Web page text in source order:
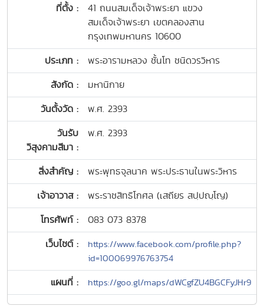
ที่ตั้ง :
41 ถนนสมเด็จเจ้าพระยา แขวง
สมเด็จเจ้าพระยา เขตคลองสาน
กรุงเทพมหานคร 10600
ประเภท :
พระอารามหลวง ชั้นโท ชนิดวรวิหาร
สังกัด :
มหานิกาย
วันตั้งวัด :
พ.ศ. 2393
วันรับ
วิสุงคามสีมา :
พ.ศ. 2393
สิ่งสำคัญ :
พระพุทธจุลนาค พระประธานในพระวิหาร
เจ้าอาวาส :
พระราชสิทธิโกศล (เสถียร สปฺปญฺโญ)
โทรศัพท์ :
083 073 8378
เว็บไซต์ :
https://www.facebook.com/profile.php?
id=100069976763754
แผนที่ : https://goo.gl/maps/dWCgfZU4BGCFyJHr9